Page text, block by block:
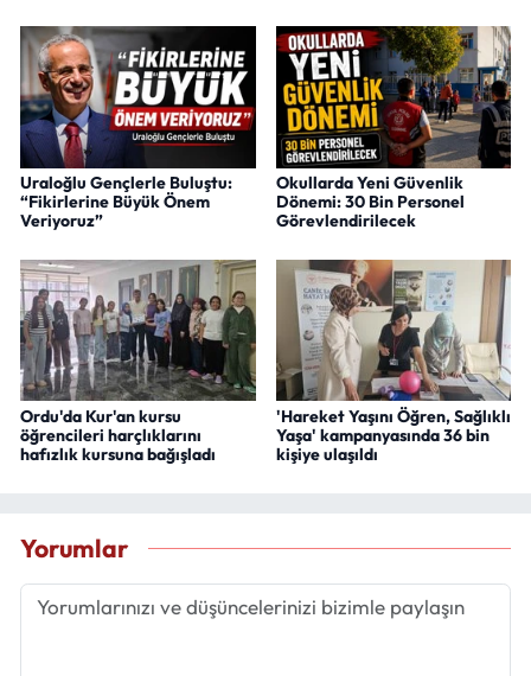
Uraloğlu Gençlerle Buluştu:
“Fikirlerine Büyük Önem
Veriyoruz”
Okullarda Yeni Güvenlik
Dönemi: 30 Bin Personel
Görevlendirilecek
Ordu'da Kur'an kursu
öğrencileri harçlıklarını
hafızlık kursuna bağışladı
'Hareket Yaşını Öğren, Sağlıklı
Yaşa' kampanyasında 36 bin
kişiye ulaşıldı
Yorumlar